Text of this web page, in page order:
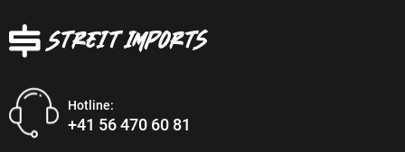
Hotline:
+41 56 470 60 81